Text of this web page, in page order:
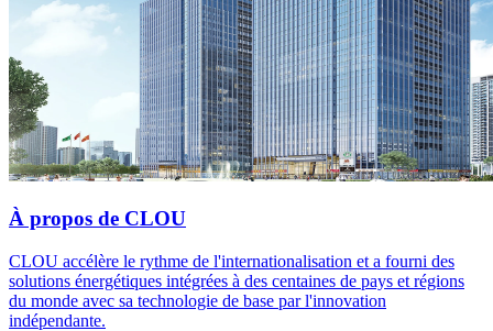
À propos de CLOU
CLOU accélère le rythme de l'internationalisation et a fourni des
solutions énergétiques intégrées à des centaines de pays et régions
du monde avec sa technologie de base par l'innovation
indépendante.